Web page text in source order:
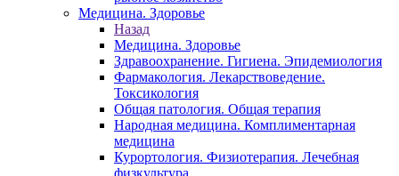
Медицина. Здоровье
Назад
Медицина. Здоровье
Здравоохранение. Гигиена. Эпидемиология
Фармакология. Лекарствоведение.
Токсикология
Общая патология. Общая терапия
Народная медицина. Комплиментарная
медицина
Курортология. Физиотерапия. Лечебная
физкультура